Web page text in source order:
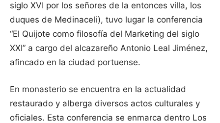
siglo XVI por los señores de la entonces villa, los
duques de Medinaceli), tuvo lugar la conferencia
“El Quijote como filosofía del Marketing del siglo
XXI” a cargo del alcazareño Antonio Leal Jiménez,
afincado en la ciudad portuense.
En monasterio se encuentra en la actualidad
restaurado y alberga diversos actos culturales y
oficiales. Esta conferencia se enmarca dentro Los